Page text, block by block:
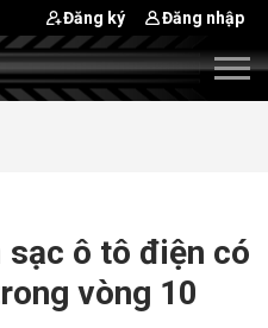
Đăng ký Đăng nhập
ô tô điện có
vòng 10